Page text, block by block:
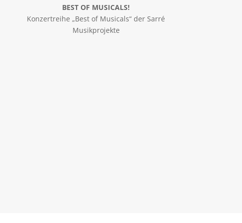
BEST OF MUSICALS!
Konzertreihe „Best of Musicals“ der Sarré
Musikprojekte